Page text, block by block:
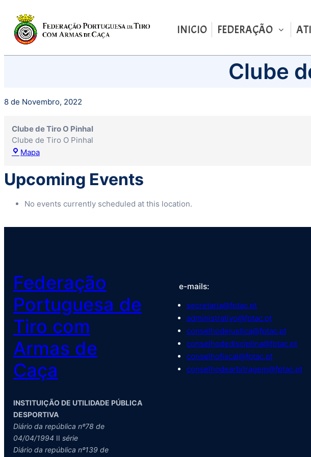
INICIO FEDERAÇÃO
conteúdo
Clube
8 de Novembro, 2022
Clube de Tiro O Pinhal
Clube de Tiro O Pinhal
MapaClube
O
Upcoming Events
No events currently scheduled at this location.
Federação
Portuguesa de
Tiro com
Armas de
Caça
INSTITUIÇÃO DE UTILIDADE PÚBLICA
DESPORTIVA
Diário da república nº78 de
04/04/1994 II série
Diário da república nº139 de
e-mails:
secretaria@fptac.pt
administrativo@fptac.pt
conselhodejustica@fptac.pt
conselhodedisciplina@fptac.pt
conselhofiscal@fptac.pt
conselhodearbitragem@fptac.pt